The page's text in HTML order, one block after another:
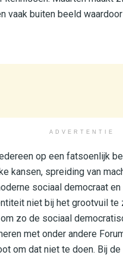
vaak buiten beeld
ADVERTENTIE
op een fatsoenlijk
kansen, spreiding van
sociaal democraat
niet bij het grootvuil
zo de sociaal
met onder andere
om dat niet te doen. Bij